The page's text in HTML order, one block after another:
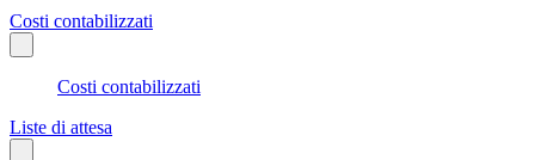
Costi contabilizzati
Costi contabilizzati
Liste di attesa